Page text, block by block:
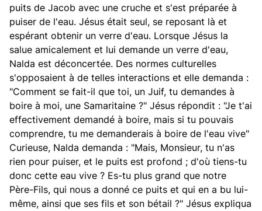
puits de Jacob avec une cruche et s'est préparée à
puiser de l'eau. Jésus était seul, se reposant là et
espérant obtenir un verre d'eau. Lorsque Jésus la
salue amicalement et lui demande un verre d'eau,
Nalda est déconcertée. Des normes culturelles
s'opposaient à de telles interactions et elle demanda :
"Comment se fait-il que toi, un Juif, tu demandes à
boire à moi, une Samaritaine ?" Jésus répondit : "Je t'ai
effectivement demandé à boire, mais si tu pouvais
comprendre, tu me demanderais à boire de l'eau vive"
Curieuse, Nalda demanda : "Mais, Monsieur, tu n'as
rien pour puiser, et le puits est profond ; d'où tiens-tu
donc cette eau vive ? Es-tu plus grand que notre
Père-Fils, qui nous a donné ce puits et qui en a bu lui-
même, ainsi que ses fils et son bétail ?" Jésus expliqua